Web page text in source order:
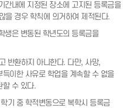
간내에 지정된 장소에 고지된 등록금을
을 경우 학칙에 의거하여 제적된다.
생은 변동된 학년도의 등록금을
반환하지 아니한다. 다만, 사망,
이한 사유로 학업을 계속할 수 없을
할 수 있다.
기 중 학적변동으로 복학시 등록금